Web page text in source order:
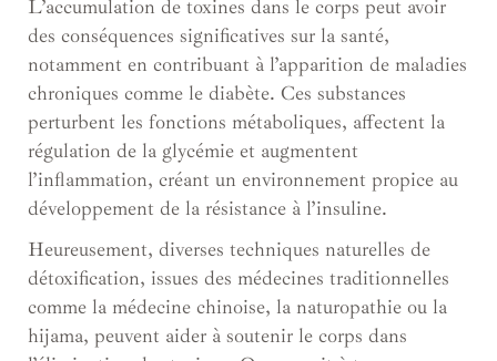
L’accumulation de toxines dans le corps peut avoir
des conséquences significatives sur la santé,
notamment en contribuant à l’apparition de maladies
chroniques comme le diabète. Ces substances
perturbent les fonctions métaboliques, affectent la
régulation de la glycémie et augmentent
l’inflammation, créant un environnement propice au
développement de la résistance à l’insuline.
Heureusement, diverses techniques naturelles de
détoxification, issues des médecines traditionnelles
comme la médecine chinoise, la naturopathie ou la
hijama, peuvent aider à soutenir le corps dans